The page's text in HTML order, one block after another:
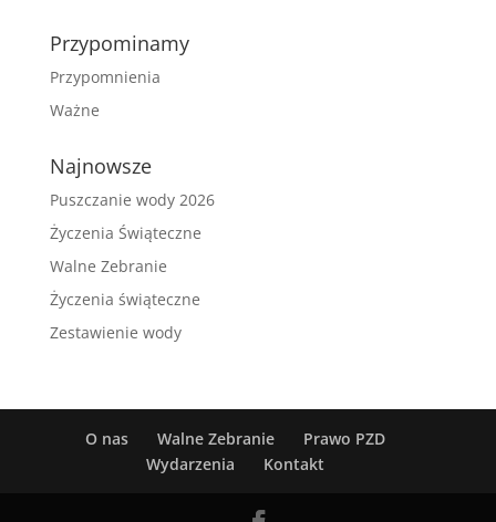
Przypominamy
Przypomnienia
Ważne
Najnowsze
Puszczanie wody 2026
Życzenia Świąteczne
Walne Zebranie
Życzenia świąteczne
Zestawienie wody
O nas Walne Zebranie
Prawo PZD
Wydarzenia
Kontakt